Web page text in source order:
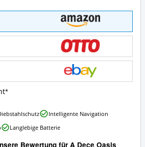
Bewertung für A Dece Oasis
Intelligente Navigation
Langlebige Batterie